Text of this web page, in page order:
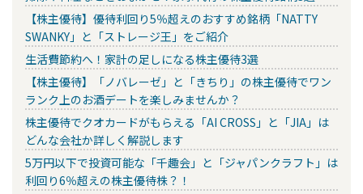
【株主優待】優待利回り5％超えのおすすめ銘柄「NATTY
SWANKY」と「ストレージ王」をご紹介
生活費節約へ！家計の足しになる株主優待3選
【株主優待】「ノバレーゼ」と「きちり」の株主優待でワン
ランク上のお酒デートを楽しみませんか？
株主優待でクオカードがもらえる「AI CROSS」と「JIA」は
どんな会社か詳しく解説します
5万円以下で投資可能な「千趣会」と「ジャパンクラフト」は
利回り6％超えの株主優待株？！